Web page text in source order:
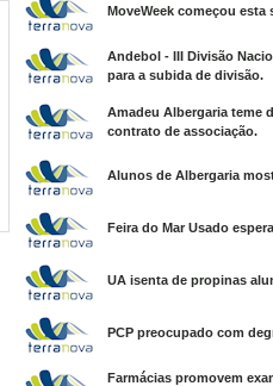
MoveWeek começou esta
Andebol - III Divisão
para a subida de divisão.
Amadeu Albergaria teme
contrato de associação.
Alunos de Albergaria
Feira do Mar Usado
UA isenta de propinas
PCP preocupado com
Farmácias promovem